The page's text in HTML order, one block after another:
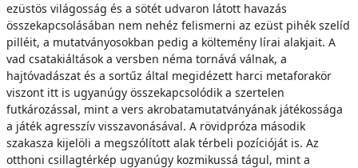
ezüstös világosság és a sötét udvaron látott havazás
összekapcsolásában nem nehéz felismerni az ezüst pihék szelíd
pilléit, a mutatványosokban pedig a költemény lírai alakjait. A
vad csatakiáltások a versben néma tornává válnak, a
hajtóvadászat és a sortűz által megidézett harci metaforakör
viszont itt is ugyanúgy összekapcsolódik a szertelen
futkározással, mint a vers akrobatamutatványának játékossága
a játék agresszív visszavonásával. A rövidpróza második
szakasza kijelöli a megszólított alak térbeli pozícióját is. Az
otthoni csillagtérkép ugyanúgy kozmikussá tágul, mint a